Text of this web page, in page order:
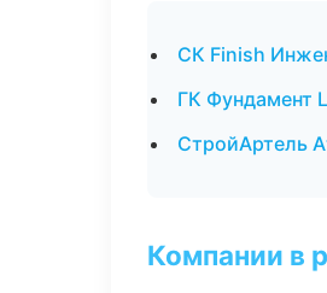
СК Finish
ГК Фундамент
СтройАртель
Компании в